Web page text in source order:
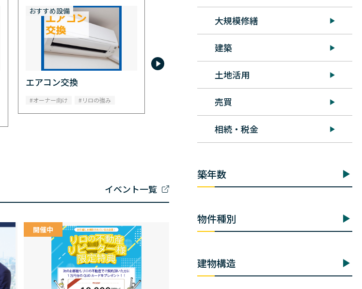
おすすめ設備
エアコン交換
オーナー向け リロの強み
リロの賃貸通信_最新号
リロの強み
EV充電器
オーナー向け
開催中
イベント一覧
大規模修繕
建築
土地活用
売買
相続・税金
築年数
物件種別
建物構造